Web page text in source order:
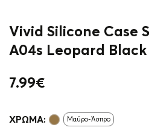
Vivid Silicone Case
A04s Leopard Black
7.99€
ΧΡΏΜΑ: Μαύρο-Άσπρο